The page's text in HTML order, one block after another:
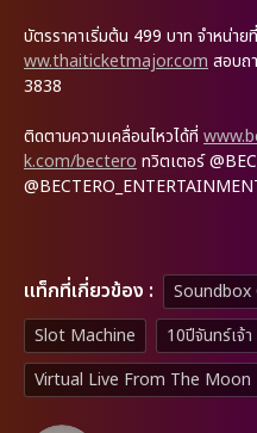
บัตรราคาเริ่มต้น 499 บาท จำหน่าย
ww.thaiticketmajor.com สอบถ
3838
ติดตามความเคลื่อนไหวได้ที่
k.com/bectero ทวิตเตอร์
เเท็กที่เกี่ยวข้อง : Soundbox
Slot Machine
10ปีจันทร์เจ้า
Virtual Live From The Moon